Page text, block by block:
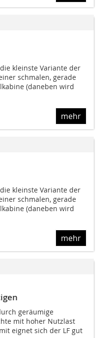
kleinste Variante der
schmalen, gerade
(daneben wird
mehr
kleinste Variante der
schmalen, gerade
(daneben wird
mehr
geräumige
mit hoher Nutzlast
eignet sich der LF gut